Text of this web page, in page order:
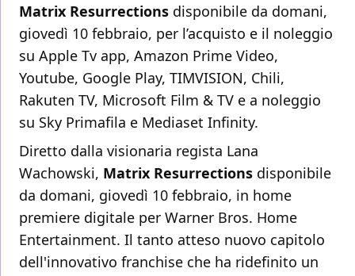
Matrix Resurrections disponibile da domani,
giovedì 10 febbraio, per l’acquisto e il noleggio
su Apple Tv app, Amazon Prime Video,
Youtube, Google Play, TIMVISION, Chili,
Rakuten TV, Microsoft Film & TV e a noleggio
su Sky Primafila e Mediaset Infinity.
Diretto dalla visionaria regista Lana
Wachowski, Matrix Resurrections disponibile
da domani, giovedì 10 febbraio, in home
premiere digitale per Warner Bros. Home
Entertainment. Il tanto atteso nuovo capitolo
dell'innovativo franchise che ha ridefinito un